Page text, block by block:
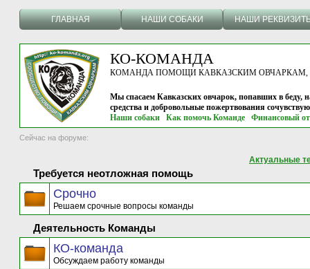
ГЛАВНАЯ НАШИ СОБАКИ НАШИ
КО-КОМАНДА
КОМАНДА ПОМОЩИ КАВКАЗСКИМ ОВЧАРКАМ, г.
Мы спасаем Кавказских овчарок, попавших в беду,
средства и добровольные пожертвования
Наши собаки
Как помочь Команде Финансовый
Сейчас на форуме:
Актуальные
Требуется неотложная помощь
Срочно
Решаем срочные вопросы команды
Деятельность Команды
КО-команда
Обсуждаем работу команды